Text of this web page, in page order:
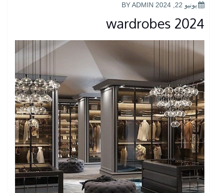
POSTED
يونيو 22, 2024 ADMIN
wardrobes 2024